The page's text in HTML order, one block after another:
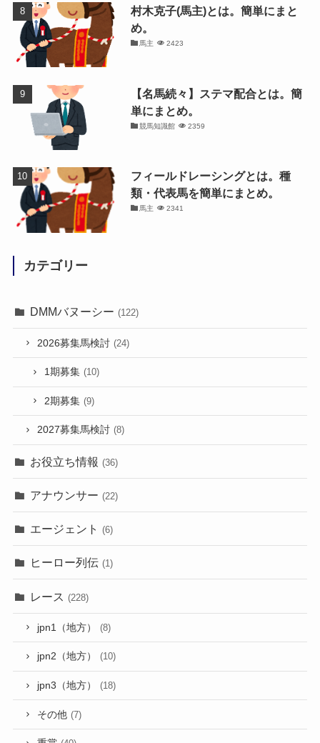
村木克子(馬主)とは。簡単にまと
め。
馬主 2423
【名馬続々】ステマ配合とは。簡
単にまとめ。
競馬知識館 2359
フィールドレーシングとは。種
類・代表馬を簡単にまとめ。
馬主 2341
カテゴリー
DMMバヌーシー (122)
2026募集馬検討 (24)
1期募集 (10)
2期募集 (9)
2027募集馬検討 (8)
お役立ち情報 (36)
アナウンサー (22)
エージェント (6)
ヒーロー列伝 (1)
レース (228)
jpn1（地方） (8)
jpn2（地方） (10)
jpn3（地方） (18)
その他 (7)